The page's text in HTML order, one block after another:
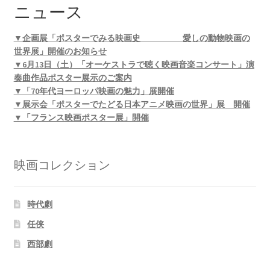
ニュース
▼企画展「ポスターでみる映画史 愛しの動物映画の
世界展」開催のお知らせ
▼6月13日（土）「オーケストラで聴く映画音楽コンサート」演
奏曲作品ポスター展示のご案内
▼「70年代ヨーロッパ映画の魅力」展開催
▼展示会「ポスターでたどる日本アニメ映画の世界」展 開催
▼「フランス映画ポスター展」開催
映画コレクション
時代劇
任侠
西部劇